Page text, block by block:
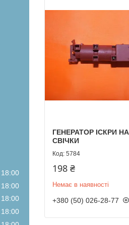
18:00
18:00
18:00
18:00
ГЕНЕРАТОР ІСКРИ
СВІЧКИ
5784
198 ₴
Немає в наявності
+380 (50) 026-28-77